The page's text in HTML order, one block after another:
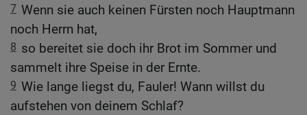
7 Wenn sie auch keinen Fürsten noch Hauptmann
noch Herrn hat,
8 so bereitet sie doch ihr Brot im Sommer und
sammelt ihre Speise in der Ernte.
9 Wie lange liegst du, Fauler! Wann willst du
aufstehen von deinem Schlaf?